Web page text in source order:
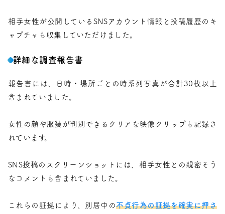
相手女性が公開しているSNSアカウント情報と投稿履歴のキ
ャプチャも収集していただけました。
詳細な調査報告書
報告書には、日時・場所ごとの時系列写真が合計30枚以上
含まれていました。
女性の顔や服装が判別できるクリアな映像クリップも記録さ
れています。
SNS投稿のスクリーンショットには、相手女性との親密そう
なコメントも含まれていました。
これらの証拠により、別居中の不貞行為の証拠を確実に押さ